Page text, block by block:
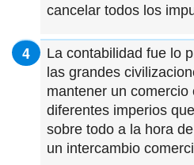
cancelar todos los
La contabilidad fue lo
las grandes
mantener un comercio
diferentes imperios
sobre todo a la hora
un intercambio